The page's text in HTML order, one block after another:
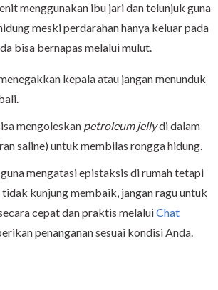
menggunakan ibu jari dan telunjuk guna
meski perdarahan hanya keluar pada
bisa bernapas melalui mulut.
kepala atau jangan menunduk
mengoleskan petroleum jellydi dalam
saline) untuk membilas rongga hidung.
mengatasi epistaksis di rumah tetapi
kunjung membaik, jangan ragu untuk
cepat dan praktis melaluiChat
penanganan sesuai kondisi Anda.